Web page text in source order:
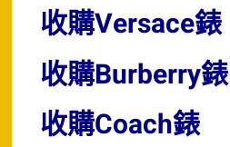
收購Versace錶
收購Burberry錶
收購Coach錶